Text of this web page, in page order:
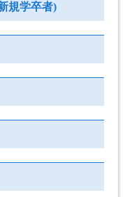
規学卒者)